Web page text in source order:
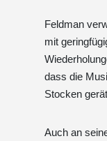
Feldman
mit
dass die
Stocken
Auch an